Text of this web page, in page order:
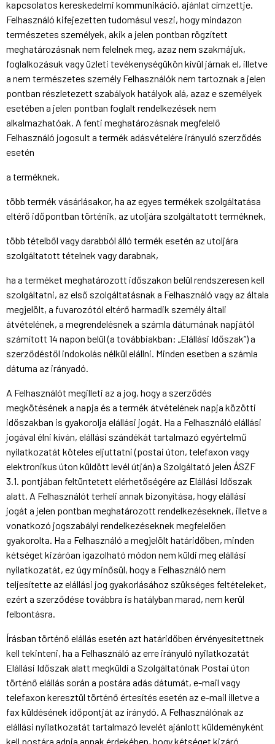
kapcsolatos kereskedelmi kommunikáció, ajánlat címzettje.
Felhasználó kifejezetten tudomásul veszi, hogy mindazon
természetes személyek, akik a jelen pontban rögzített
meghatározásnak nem felelnek meg, azaz nem szakmájuk,
foglalkozásuk vagy üzleti tevékenységükön kívül járnak el, illetve
a nem természetes személy Felhasználók nem tartoznak a jelen
pontban részletezett szabályok hatályok alá, azaz e személyek
esetében a jelen pontban foglalt rendelkezések nem
alkalmazhatóak. A fenti meghatározásnak megfelelő
Felhasználó jogosult a termék adásvételére irányuló szerződés
esetén
a terméknek,
több termék vásárlásakor, ha az egyes termékek szolgáltatása
eltérő időpontban történik, az utoljára szolgáltatott terméknek,
több tételből vagy darabból álló termék esetén az utoljára
szolgáltatott tételnek vagy darabnak,
ha a terméket meghatározott időszakon belül rendszeresen kell
szolgáltatni, az első szolgáltatásnak a Felhasználó vagy az általa
megjelölt, a fuvarozótól eltérő harmadik személy általi
átvételének, a megrendelésnek a számla dátumának napjától
számított 14 napon belül (a továbbiakban: „Elállási Időszak”) a
szerződéstől indokolás nélkül elállni. Minden esetben a számla
dátuma az irányadó.
A Felhasználót megilleti az a jog, hogy a szerződés
megkötésének a napja és a termék átvételének napja közötti
időszakban is gyakorolja elállási jogát. Ha a Felhasználó elállási
jogával élni kíván, elállási szándékát tartalmazó egyértelmű
nyilatkozatát köteles eljuttatni (postai úton, telefaxon vagy
elektronikus úton küldött levél útján) a Szolgáltató jelen ÁSZF
3.1. pontjában feltüntetett elérhetőségére az Elállási Időszak
alatt. A Felhasználót terheli annak bizonyítása, hogy elállási
jogát a jelen pontban meghatározott rendelkezéseknek, illetve a
vonatkozó jogszabályi rendelkezéseknek megfelelően
gyakorolta. Ha a Felhasználó a megjelölt határidőben, minden
kétséget kizáróan igazolható módon nem küldi meg elállási
nyilatkozatát, ez úgy minősül, hogy a Felhasználó nem
teljesítette az elállási jog gyakorlásához szükséges feltételeket,
ezért a szerződése továbbra is hatályban marad, nem kerül
felbontásra.
Írásban történő elállás esetén azt határidőben érvényesítettnek
kell tekinteni, ha a Felhasználó az erre irányuló nyilatkozatát
Elállási Időszak alatt megküldi a Szolgáltatónak Postai úton
történő elállás során a postára adás dátumát, e-mail vagy
telefaxon keresztül történő értesítés esetén az e-mail illetve a
fax küldésének időpontját az iránydó. A Felhasználónak az
elállási nyilatkozatát tartalmazó levelét ajánlott küldeményként
kell postára adnia annak érdekében, hogy kétséget kizáró